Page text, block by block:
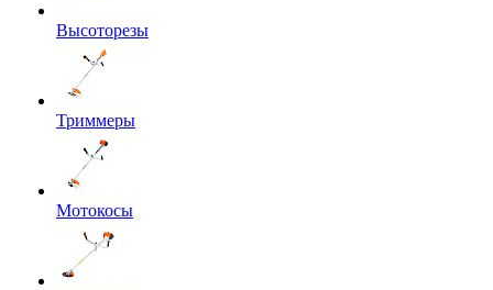
Высоторезы
Триммеры
Мотокосы